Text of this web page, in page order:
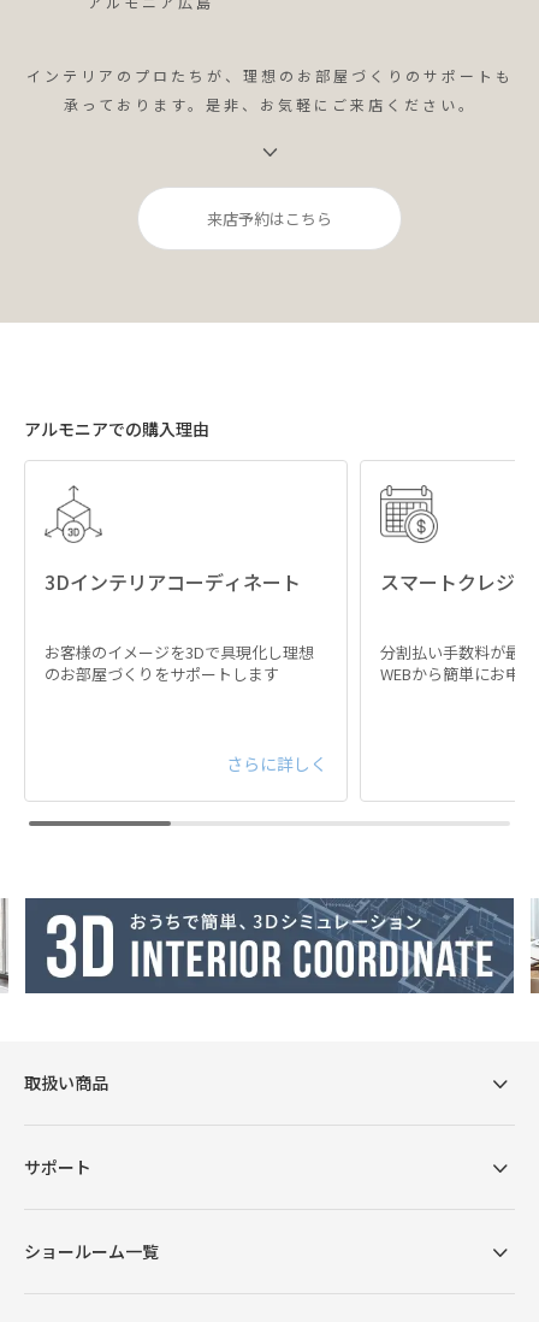
インテリアのプロたちが、理想のお部屋づくりのサポートも
承っております。是非、お気軽にご来店ください。
来店予約はこちら
アルモニアでの購入理由
3Dインテリアコーディネート
お客様のイメージを3Dで具現化し理想
のお部屋づくりをサポートします
さらに詳しく
スマートクレジ
分割払い手数料が最
WEBから簡単にお申
取扱い商品
サポート
ショールーム一覧